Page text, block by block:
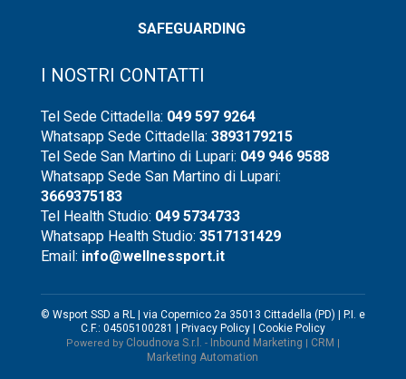
SAFEGUARDING
I NOSTRI CONTATTI
Tel Sede Cittadella: 049 597 9264
Whatsapp Sede Cittadella: 3893179215
Tel Sede San Martino di Lupari: 049 946 9588
Whatsapp Sede San Martino di Lupari:
3669375183
Tel Health Studio: 049 5734733
Whatsapp Health Studio: 3517131429
Email: info@wellnessport.it
© Wsport SSD a RL | via Copernico 2a 35013 Cittadella (PD) | P.I. e
C.F.: 04505100281 | Privacy Policy| Cookie Policy
Powered by Cloudnova S.r.l. - Inbound Marketing | CRM |
Marketing Automation